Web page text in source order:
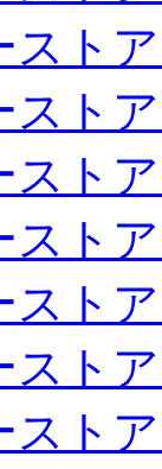
スト
スト
スト
スト
スト
スト
スト